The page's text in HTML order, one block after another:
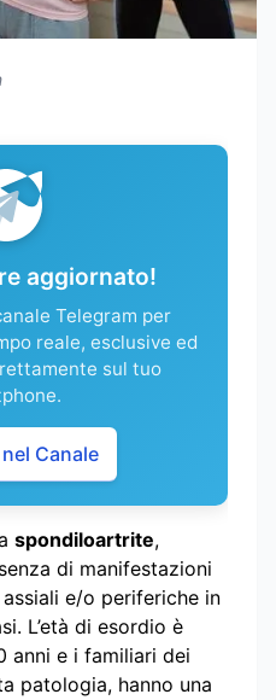
aggiornato!
Telegram per
reale, esclusive ed
sul tuo
Canale
spondiloartrite,
di manifestazioni
e/o periferiche in
L’età di esordio è
anni e i familiari dei
patologia, hanno una